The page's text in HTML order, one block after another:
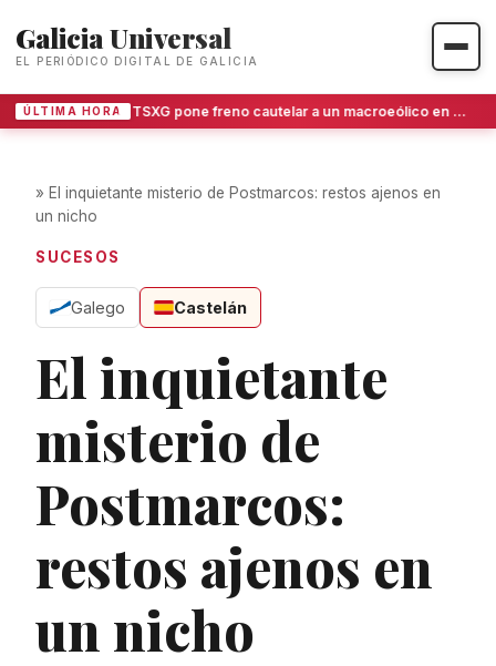
Galicia Universal
EL PERIÓDICO DIGITAL DE GALICIA
ÚLTIMA HORA El TSXG pone freno cautelar a un macroeólico en O Invernadoiro
» El inquietante misterio de Postmarcos: restos ajenos en
un nicho
SUCESOS
Galego Castelán
El inquietante
misterio de
Postmarcos:
restos ajenos en
un nicho